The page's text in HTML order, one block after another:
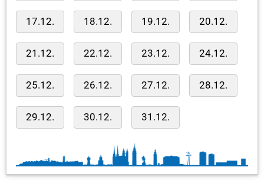
17.12. 18.12. 19.12. 20.12.
21.12. 22.12. 23.12. 24.12.
25.12. 26.12. 27.12. 28.12.
29.12. 30.12. 31.12.